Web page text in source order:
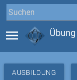
menu
AUSBILDUNG